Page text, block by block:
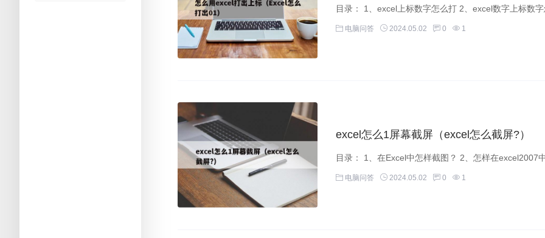
目录： 1、excel上标数字怎么打 2、excel数
电脑问答 2024.05.02 0 1
excel怎么1屏幕截屏（excel怎么截屏?）
目录： 1、在Excel中怎样截图？ 2、怎样在
电脑问答 2024.05.02 0 1